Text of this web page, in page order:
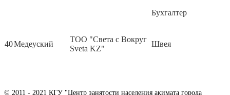
Бухгалтер
40Медеуский
ТОО "Света с Вокруг
Sveta KZ"
Швея
© 2011 - 2021 КГУ "Центр занятости населения акимата города